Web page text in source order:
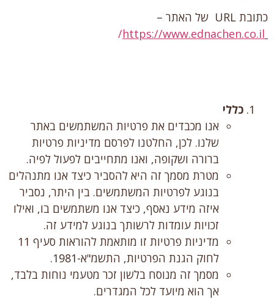
כתובת URL של האתר –
https://www.ednachen.co.il
/
כללי
אנו מכבדים את פרטיות המשתמשים באתר
שלנו. לכן, החלטנו לפרסם מדיניות פרטיות
ברורה ושקופה, ואנו מתחייבים לפעול לפיה.
מטרת מסמך זה היא להסביר כיצד אנו מתנהלים
בנוגע לפרטיות המשתמשים. בין היתר, נסביר
איזה מידע נאסף, כיצד אנו משתמשים בו, ואילו
זכויות עומדות לרשותך בנוגע למידע זה.
מדיניות פרטיות זו מותאמת להוראות סעיף 11
לחוק הגנת הפרטיות, התשמ"א-1981.
מסמך זה מנוסח בלשון זכר מטעמי נוחות בלבד,
אך הוא מיועד לכל המגדרים.